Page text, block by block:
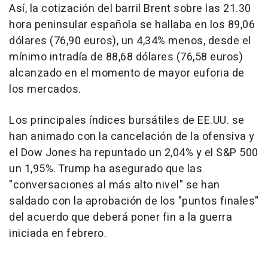
Así, la cotización del barril Brent sobre las 21.30
hora peninsular española se hallaba en los 89,06
dólares (76,90 euros), un 4,34% menos, desde el
mínimo intradía de 88,68 dólares (76,58 euros)
alcanzado en el momento de mayor euforia de
los mercados.
Los principales índices bursátiles de EE.UU. se
han animado con la cancelación de la ofensiva y
el Dow Jones ha repuntado un 2,04% y el S&P 500
un 1,95%. Trump ha asegurado que las
"conversaciones al más alto nivel" se han
saldado con la aprobación de los "puntos finales"
del acuerdo que deberá poner fin a la guerra
iniciada en febrero.